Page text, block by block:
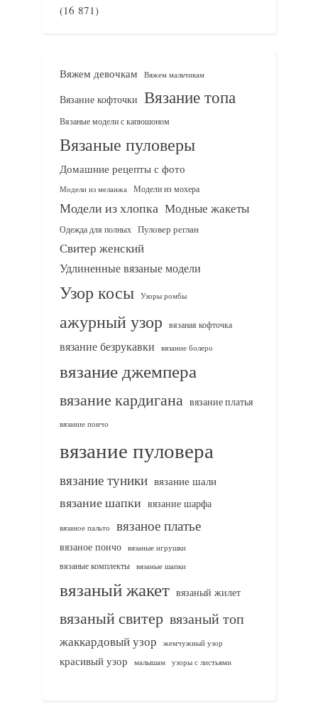
(16 871)
Вяжем девочкам Вяжем мальчикам
Вязание кофточки Вязание топа
Вязаные модели с капюшоном
Вязаные пуловеры
Домашние рецепты с фото
Модели из меланжа Модели из мохера
Модели из хлопка Модные жакеты
Одежда для полных Пуловер реглан
Свитер женский
Удлиненные вязаные модели
Узор косы Узоры ромбы
ажурный узор вязаная кофточка
вязание безрукавки вязание болеро
вязание джемпера
вязание кардигана вязание платья
вязание пончо
вязание пуловера
вязание туники вязание шали
вязание шапки вязание шарфа
вязаное пальто вязаное платье
вязаное пончо вязаные игрушки
вязаные комплекты
вязаные шапки
вязаный жакет вязаный жилет
вязаный свитер вязаный топ
жаккардовый узор жемчужный узор
красивый узор малышам узоры с листьями